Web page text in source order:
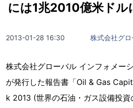
には1兆2010億米ドル
2013-01-28 16:30 株式会社グ
株式会社グローバル インフォメー
が発行した報告書「Oil & Gas
k 2013 (世界の石油・ガス設備投